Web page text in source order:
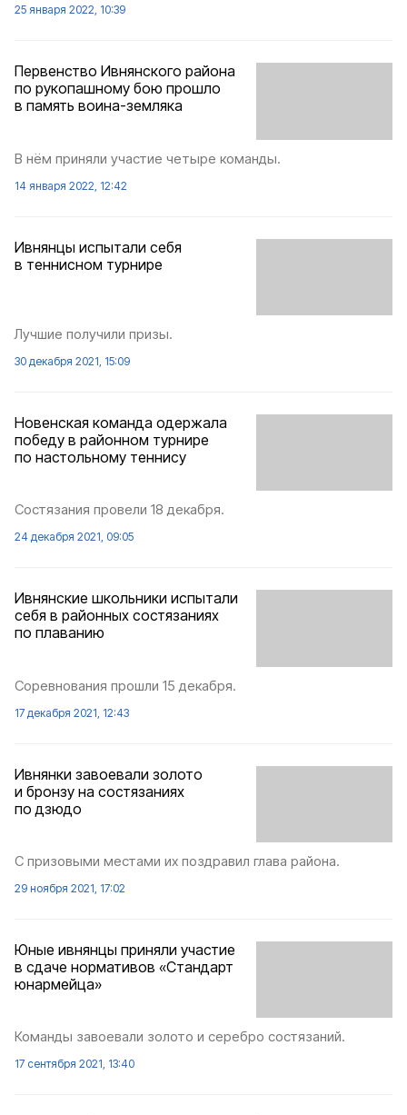
25 января 2022, 10:39
Первенство Ивнянского района
по рукопашному бою прошло
в память воина-земляка
В нём приняли участие четыре команды.
14 января 2022, 12:42
Ивнянцы испытали себя
в теннисном турнире
Лучшие получили призы.
30 декабря 2021, 15:09
Новенская команда одержала
победу в районном турнире
по настольному теннису
Состязания провели 18 декабря.
24 декабря 2021, 09:05
Ивнянские школьники испытали
себя в районных состязаниях
по плаванию
Соревнования прошли 15 декабря.
17 декабря 2021, 12:43
Ивнянки завоевали золото
и бронзу на состязаниях
по дзюдо
С призовыми местами их поздравил глава района.
29 ноября 2021, 17:02
Юные ивнянцы приняли участие
в сдаче нормативов «Стандарт
юнармейца»
Команды завоевали золото и серебро состязаний.
17 сентября 2021, 13:40